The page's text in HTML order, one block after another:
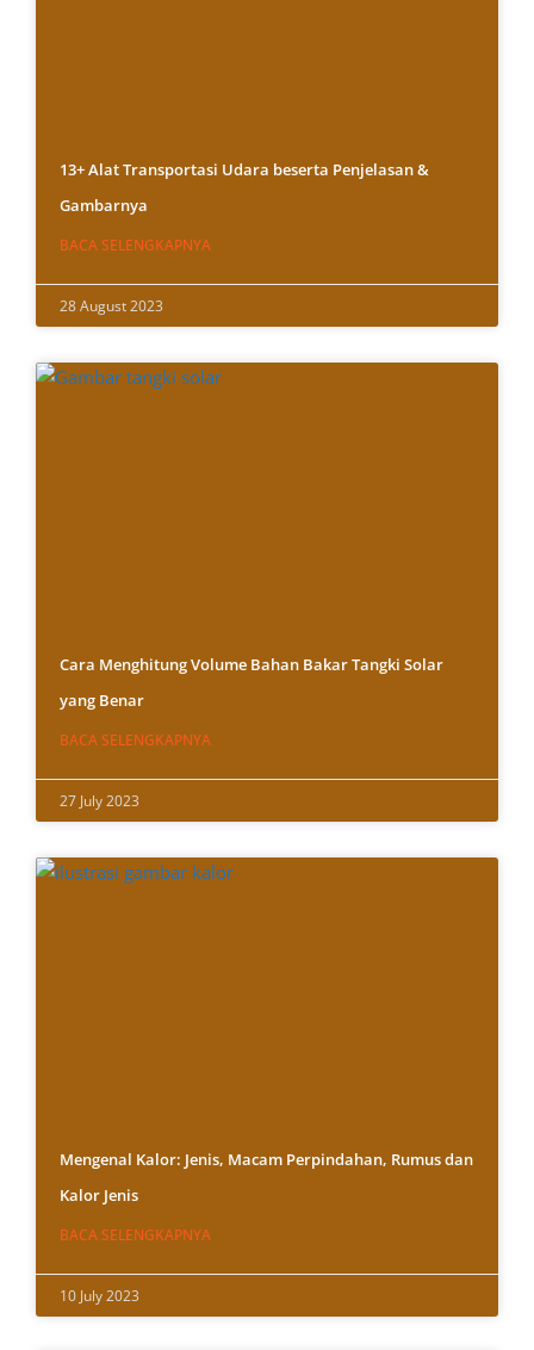
13+ Alat Transportasi Udara beserta Penjelasan &
Gambarnya
BACA SELENGKAPNYA
28 August 2023
Cara Menghitung Volume Bahan Bakar Tangki Solar
yang Benar
BACA SELENGKAPNYA
27 July 2023
Mengenal Kalor: Jenis, Macam Perpindahan, Rumus dan
Kalor Jenis
BACA SELENGKAPNYA
10 July 2023